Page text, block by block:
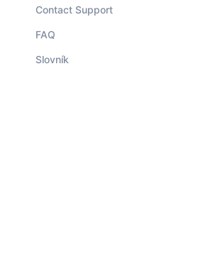
Contact Support
FAQ
Slovník